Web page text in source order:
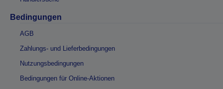
Bedingungen
AGB
Zahlungs- und Lieferbedingungen
Nutzungsbedingungen
Bedingungen für Online-Aktionen